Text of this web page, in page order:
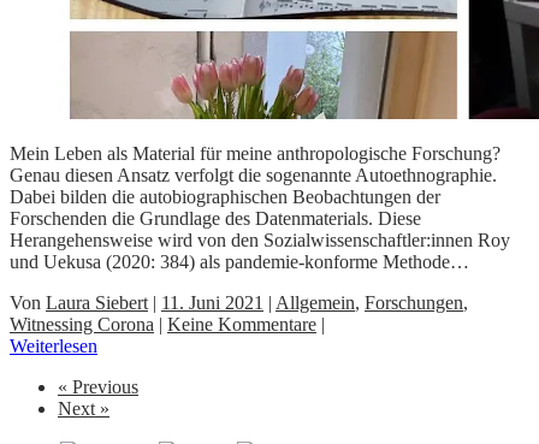
Mein Leben als Material für meine anthropologische Forschung?
Genau diesen Ansatz verfolgt die sogenannte Autoethnographie.
Dabei bilden die autobiographischen Beobachtungen der
Forschenden die Grundlage des Datenmaterials. Diese
Herangehensweise wird von den Sozialwissenschaftler:innen Roy
und Uekusa (2020: 384) als pandemie-konforme Methode…
Von Laura Siebert | 11. Juni 2021 | Allgemein, Forschungen,
Witnessing Corona | Keine Kommentare |
Weiterlesen
« Previous
Next »